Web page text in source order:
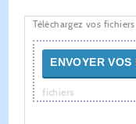
Téléchargez vos
ENVOYER VOS
fichiers